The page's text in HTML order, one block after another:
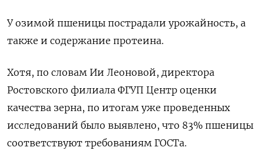
У озимой пшеницы пострадали урожайность, а
также и содержание протеина.
Хотя, по словам Ии Леоновой, директора
Ростовского филиала ФГУП Центр оценки
качества зерна, по итогам уже проведенных
исследований было выявлено, что 83% пшеницы
соответствуют требованиям ГОСТа.